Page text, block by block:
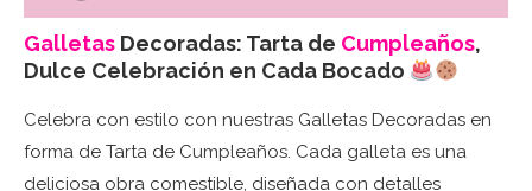
Galletas Decoradas: Tarta de Cumpleaños,
Dulce Celebración en Cada Bocado
Celebra con estilo con nuestras Galletas Decoradas en
forma de Tarta de Cumpleaños. Cada galleta es una
deliciosa obra comestible, diseñada con detalles